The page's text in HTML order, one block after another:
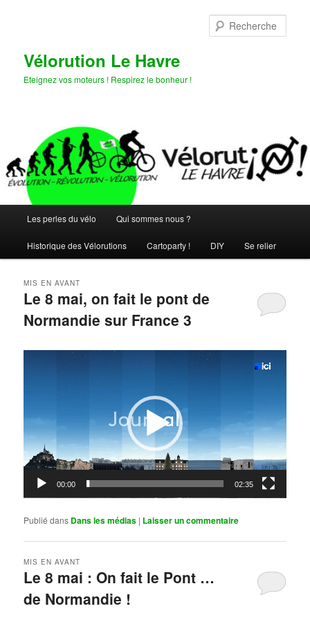
Vélorution Le Havre
Eteignez vos moteurs ! Respirez le bonheur !
principal
Les perles du vélo Qui sommes nous ?
Historique des Vélorutions Cartoparty ! DIY Se relier
Le 8 mai, on fait le pont de
Normandie sur France 3
MIS EN AVANT
00:00 02:35
Publié dans Dans les médias | Laisser un commentaire
Le 8 mai : On fait le Pont …
de Normandie !
MIS EN AVANT